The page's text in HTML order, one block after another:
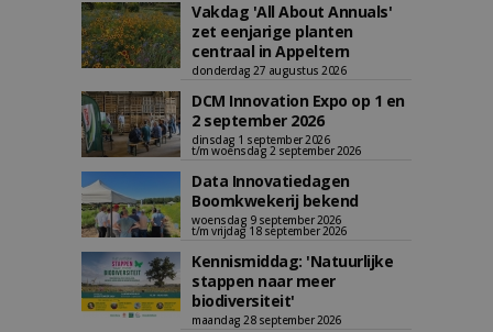
Vakdag 'All About Annuals'
zet eenjarige planten
centraal in Appeltern
donderdag 27 augustus 2026
DCM Innovation Expo op 1 en
2 september 2026
dinsdag 1 september 2026
t/m woensdag 2 september 2026
Data Innovatiedagen
Boomkwekerij bekend
woensdag 9 september 2026
t/m vrijdag 18 september 2026
Kennismiddag: 'Natuurlijke
stappen naar meer
biodiversiteit'
maandag 28 september 2026